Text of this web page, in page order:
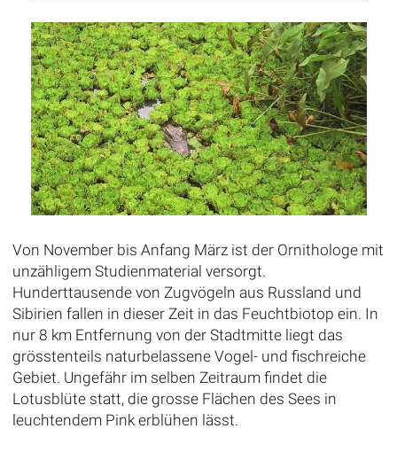
Von November bis Anfang März ist der Ornithologe mit
unzähligem Studienmaterial versorgt.
Hunderttausende von Zugvögeln aus Russland und
Sibirien fallen in dieser Zeit in das Feuchtbiotop ein. In
nur 8 km Entfernung von der Stadtmitte liegt das
grösstenteils naturbelassene Vogel- und fischreiche
Gebiet. Ungefähr im selben Zeitraum findet die
Lotusblüte statt, die grosse Flächen des Sees in
leuchtendem Pink erblühen lässt.